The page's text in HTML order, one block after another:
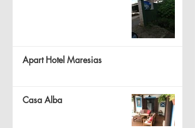
Apart Hotel Maresias
Casa Alba